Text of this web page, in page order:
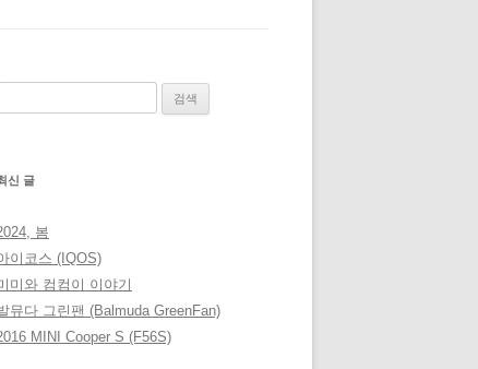
신 글
봄
이코스 (IQOS)
미와 컴컴이 이야기
뮤다 그린팬 (Balmuda GreenFan)
MINI Cooper S (F56S)